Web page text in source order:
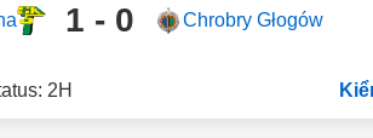
1 - 0 Chrobry Głogów
2H